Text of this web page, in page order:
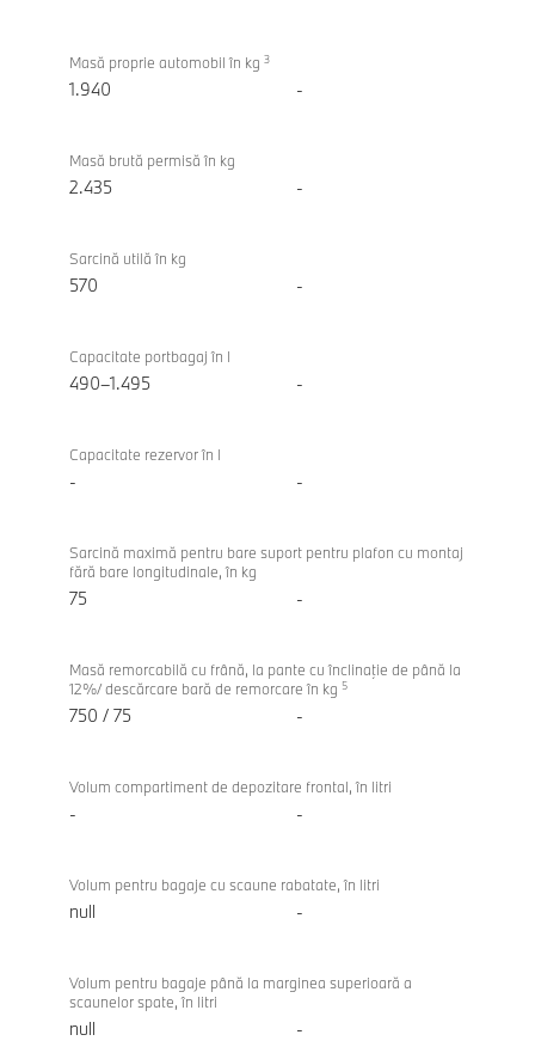
Masă proprie automobil în kg 3
1.940 -
Masă brută permisă în kg
2.435 -
Sarcină utilă în kg
570 -
Capacitate portbagaj în l
490–1.495 -
Capacitate rezervor în l
- -
Sarcină maximă pentru bare suport pentru plafon cu montaj
fără bare longitudinale, în kg
75 -
Masă remorcabilă cu frână, la pante cu înclinaţie de până la
12%/ descărcare bară de remorcare în kg 5
750 / 75 -
Volum compartiment de depozitare frontal, în litri
- -
Volum pentru bagaje cu scaune rabatate, în litri
null -
Volum pentru bagaje până la marginea superioară a
scaunelor spate, în litri
null -